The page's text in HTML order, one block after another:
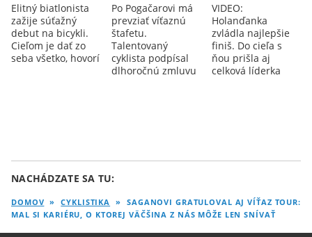
Elitný biatlonista
zažije súťažný
debut na bicykli.
Cieľom je dať zo
seba všetko, hovorí
Po Pogačarovi má
prevziať víťaznú
štafetu.
Talentovaný
cyklista podpísal
dlhoročnú zmluvu
VIDEO:
Holanďanka
zvládla najlepšie
finiš. Do cieľa s
ňou prišla aj
celková líderka
NACHÁDZATE SA TU:
DOMOV » CYKLISTIKA » SAGANOVI GRATULOVAL AJ VÍŤAZ TOUR:
MAL SI KARIÉRU, O KTOREJ VÄČŠINA Z NÁS MÔŽE LEN SNÍVAŤ